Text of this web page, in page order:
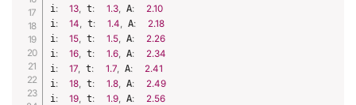
i : 13 t: 1.3 A:
2.10
i : 14 t: 1.4 A:
2.18
i : 15 t: 1.5 A:
2.26
i : 16 t: 1.6 A:
2.34
i : 17 t: 1.7 A:
2.41
i : 18 t: 1.8 A:
2.49
i : 19 t: 1.9 A:
2.56